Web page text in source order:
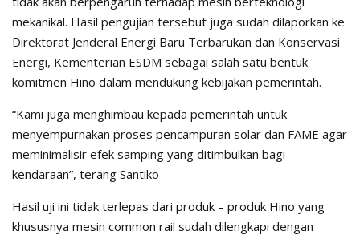
mekanikal. Hasil pengujian tersebut juga sudah dilaporkan ke
Direktorat Jenderal Energi Baru Terbarukan dan Konservasi
Energi, Kementerian ESDM sebagai salah satu bentuk
komitmen Hino dalam mendukung kebijakan pemerintah.
“Kami juga menghimbau kepada pemerintah untuk
menyempurnakan proses pencampuran solar dan FAME agar
meminimalisir efek samping yang ditimbulkan bagi
kendaraan”, terang Santiko
Hasil uji ini tidak terlepas dari produk – produk Hino yang
khususnya mesin common rail sudah dilengkapi dengan